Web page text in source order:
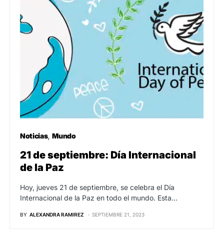
Noticias Mundo
21 de septiembre: Día Internacional
de la Paz
Hoy, jueves 21 de septiembre, se celebra el Día
Internacional de la Paz en todo el mundo. Esta…
BY ALEXANDRA RAMIREZ SEPTIEMBRE 21, 2023